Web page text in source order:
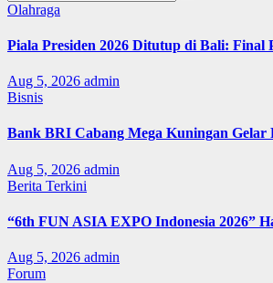
Olahraga
Piala Presiden 2026 Ditutup di Bali: Final
Aug 5, 2026 admin
Bisnis
Bank BRI Cabang Mega Kuningan
Aug 5, 2026 admin
Berita Terkini
“6th FUN ASIA EXPO Indonesia 2026”
Aug 5, 2026 admin
Forum